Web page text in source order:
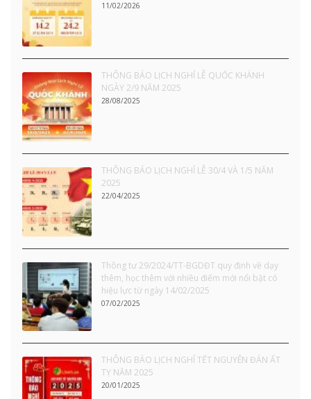
11/02/2026
THÔNG BÁO LỊCH NGHỈ LỄ QUỐC KHÁNH
NGÀY 2/9 NĂM 2025
28/08/2025
THÔNG BÁO LỊCH NGHỈ LỄ 30/4 VÀ 1/5 NĂM
2025
22/04/2025
Thông tư 29/2024/TT-BGDĐT quy định về dạy
thêm, học thêm với nhiều điểm mới nổi bật có
hiệu lực từ ngày 14/02/2025
07/02/2025
THÔNG BÁO LỊCH NGHỈ TẾT NGUYÊN ĐÁN ẤT
TỴ NĂM 2025
20/01/2025